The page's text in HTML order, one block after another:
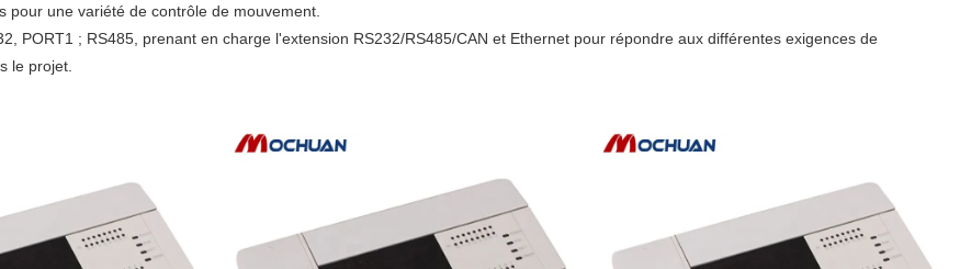
pour une variété de contrôle de mouvement.
PORT1 ; RS485, prenant en charge l'extension RS232/RS485/CAN et Ethernet pour répondre aux différentes exigences de
le projet.